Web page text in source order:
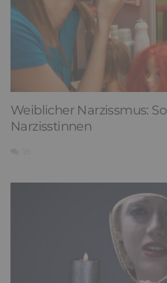
Weiblicher Narzissmus:
Narzisstinnen